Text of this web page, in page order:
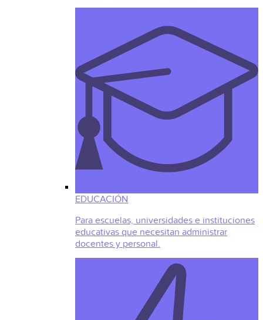
EDUCACIÓN
Para escuelas, universidades e instituciones
educativas que necesitan administrar
docentes y personal.